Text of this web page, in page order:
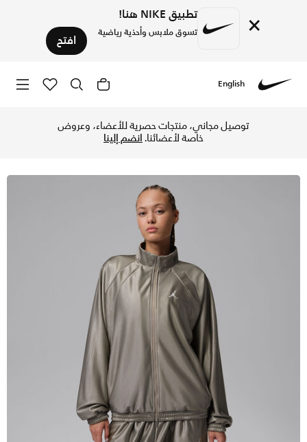
× تطبيق NIKE هنا!
تسوق ملابس وأحذية رياضية افتح
English
توصيل مجاني، منتجات حصرية للأعضاء، وعروض
خاصة لأعضائنا.انضم إلينا